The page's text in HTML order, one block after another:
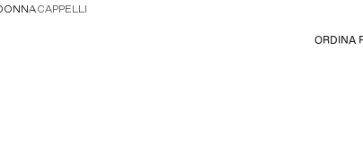
CAPPELLI
ORDINA